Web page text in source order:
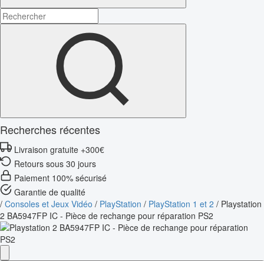
Recherches récentes
Livraison gratuite +300€
Retours sous 30 jours
Paiement 100% sécurisé
Garantie de qualité
/ Consoles et Jeux Vidéo / PlayStation / PlayStation 1 et 2 / Playstation
2 BA5947FP IC - Pièce de rechange pour réparation PS2